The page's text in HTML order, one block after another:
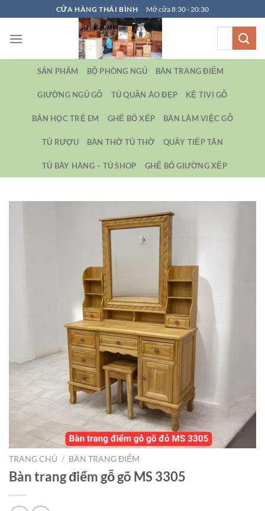
qua
nội
CỬA HÀNG THÁI BÌNH Mở cửa 8:30 - 20:30
SẢN PHẨM BỘ PHÒNG NGỦ BÀN TRANG ĐIỂM
GIƯỜNG NGỦ GỖ TỦ QUẦN ÁO ĐẸP KỆ TIVI GỖ
BẢN HỌC TRẺ EM GHẾ BỐ XẾP BÀN LÀM VIỆC GỖ
TỦ RƯỢU BÀN THỜ TỦ THỜ QUẦY TIẾP TÂN
TỦ BÀY HÀNG – TỦ SHOP GHẾ BỐ GIƯỜNG XẾP
TRANG CHỦ / BÀN TRANG ĐIỂM
Bàn trang điểm gỗ gõ MS 3305